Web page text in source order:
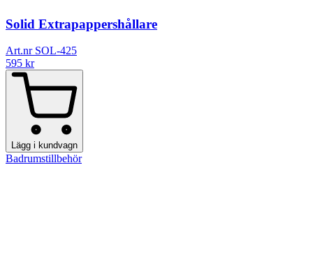
Solid Extrapappershållare
Art.nr SOL-425
595 kr
Lägg i kundvagn
Badrumstillbehör